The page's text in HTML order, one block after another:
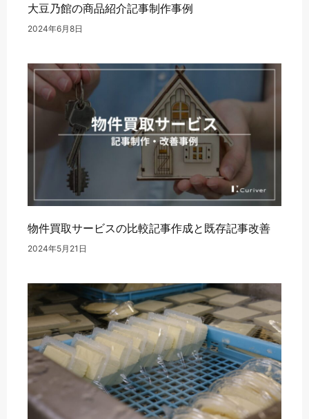
大豆乃館の商品紹介記事制作事例
2024年6月8日
物件買取サービスの比較記事作成と既存記事改善
2024年5月21日